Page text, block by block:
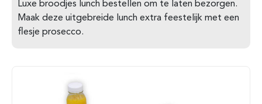
Luxe broodjes lunch bestellen om te laten bezorgen.
Maak deze uitgebreide lunch extra feestelijk met een
flesje prosecco.